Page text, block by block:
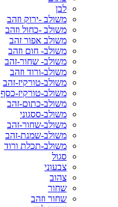
לבן
משולב -ירוק וזהב
משולב -כחול וזהב
משולב אפור זהב
משולב- חום וזהב
משולב- שחור-זהב
משולב-ורוד וזהב
משולב-טורקיז-זהב
משולב-טורקיז-כסף
משולב-כתום-זהב
משולב-ססגוני
משולב-שחור-זהב
משולב-שמנת-זהב
משולב-תכלת ורוד
סגול
צבעוני
צהוב
שחור
שחור וזהב